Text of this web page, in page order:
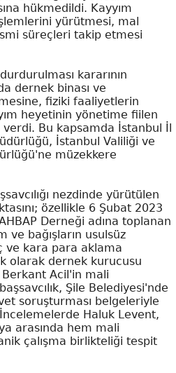
hükmedildi. Kayyım
yürütmesi, mal
süreçleri takip etmesi
kararının
dernek binası ve
fiziki faaliyetlerin
heyetinin yönetime fiilen
Bu kapsamda İstanbul İl
İstanbul Valiliği ve
müzekkere
nezdinde yürütülen
özellikle 6 Şubat 2023
Derneği adına toplanan
ve bağışların usulsüz
ve kara para aklama
olarak dernek kurucusu
Acil'in mali
Şile Belediyesi'nde
soruşturması belgeleriyle
Haluk Levent,
arasında hem mali
çalışma birlikteliği tespit